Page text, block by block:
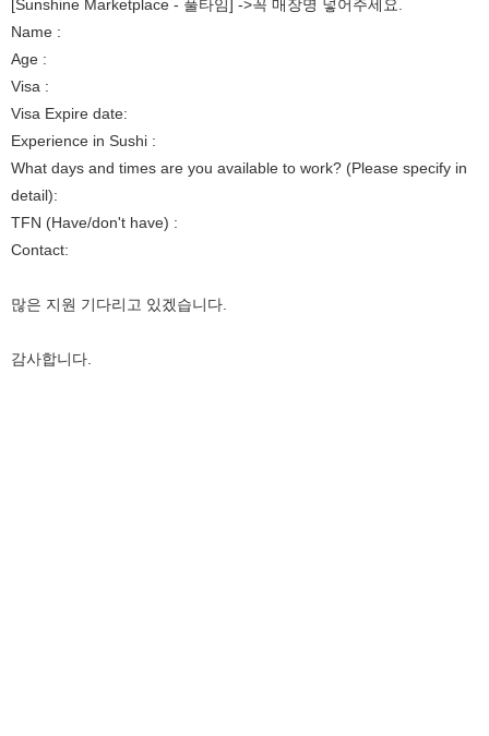
[Sunshine Marketplace - 풀타임] ->꼭 매장명 넣어주세요.
Name :
Age :
Visa :
Visa Expire date:
Experience in Sushi :
What days and times are you available to work? (Please specify in
detail):
TFN (Have/don't have) :
Contact:
많은 지원 기다리고 있겠습니다.
감사합니다.